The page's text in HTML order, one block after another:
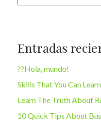
Entradas
??Hola, mundo!
Skills That You Can
Learn The Truth About
10 Quick Tips About